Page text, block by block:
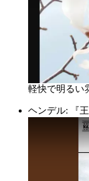
軽快で明るい
ヘンデル: 『